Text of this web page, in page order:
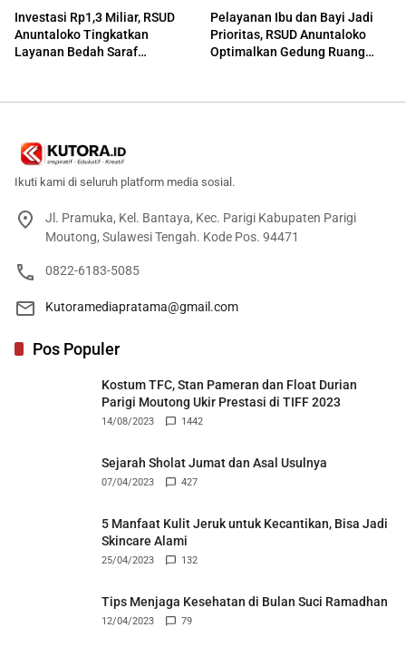
Investasi Rp1,3 Miliar, RSUD
Anuntaloko Tingkatkan
Layanan Bedah Saraf
Pelayanan Ibu dan Bayi Jadi
Prioritas, RSUD Anuntaloko
Optimalkan Gedung Ruang
Ikuti kami di seluruh platform media sosial.
Jl. Pramuka, Kel. Bantaya, Kec. Parigi Kabupaten Parigi
Moutong, Sulawesi Tengah. Kode Pos. 94471
0822-6183-5085
Kutoramediapratama@gmail.com
Pos Populer
Kostum TFC, Stan Pameran dan Float Durian
Parigi Moutong Ukir Prestasi di TIFF 2023
14/08/2023 1442
Sejarah Sholat Jumat dan Asal Usulnya
07/04/2023 427
5 Manfaat Kulit Jeruk untuk Kecantikan, Bisa Jadi
Skincare Alami
25/04/2023 132
Tips Menjaga Kesehatan di Bulan Suci Ramadhan
12/04/2023 79